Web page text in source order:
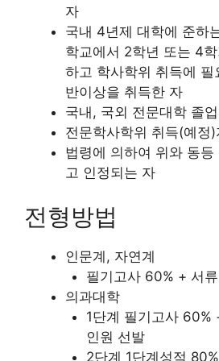
자
국내 4년제 대학에 준하
학교에서 2학년 또는 4
하고 학사학위 취득에 필
반이상을 취득한 자
국내, 국외 전문대학 졸
전문학사학위 취득(예정)
법령에 의하여 위와 동
고 인정되는 자
전형방법
인문계, 자연계
필기고사 60% + 서
의과대학
1단계 필기고사 60%
인원 선발
2단계 1단계성적